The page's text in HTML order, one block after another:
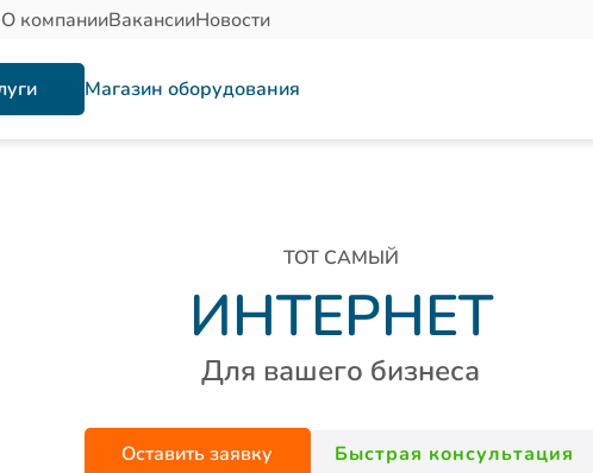
О компанииВакансииНовости
Магазин оборудования
ТОТ САМЫЙ
ИНТЕРНЕТ
Для вашего бизнеса
Оставить заявку Быстрая консультация